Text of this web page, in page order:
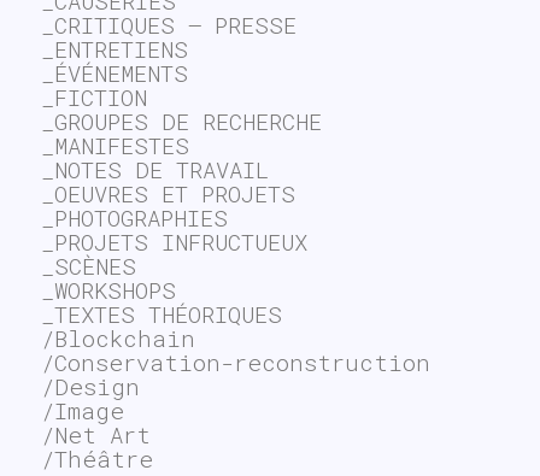
_CRITIQUES – PRESSE
_ENTRETIENS
_ÉVÉNEMENTS
_FICTION
_GROUPES DE RECHERCHE
_MANIFESTES
_NOTES DE TRAVAIL
_OEUVRES ET PROJETS
_PHOTOGRAPHIES
_PROJETS INFRUCTUEUX
_SCÈNES
_WORKSHOPS
_TEXTES THÉORIQUES
/Blockchain
/Conservation-reconstruction
/Design
/Image
/Net Art
/Théâtre